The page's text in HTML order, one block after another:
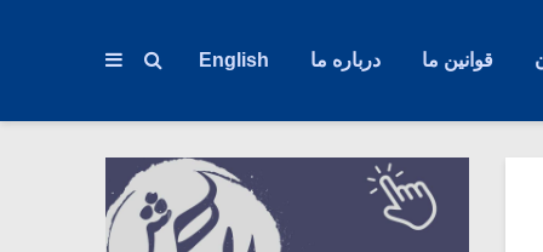
قوانین ما درباره ما English